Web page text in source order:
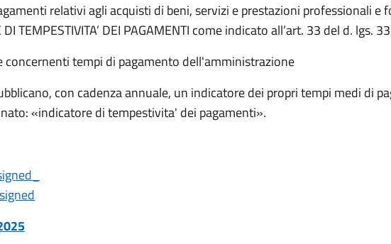
relativi agli acquisti di beni, servizi e prestazioni professionali e
TEMPESTIVITA’ DEI PAGAMENTI come indicato all’art. 33 del d. lgs.
concernenti tempi di pagamento dell'amministrazione
con cadenza annuale, un indicatore dei propri tempi medi di
«indicatore di tempestivita' dei pagamenti».